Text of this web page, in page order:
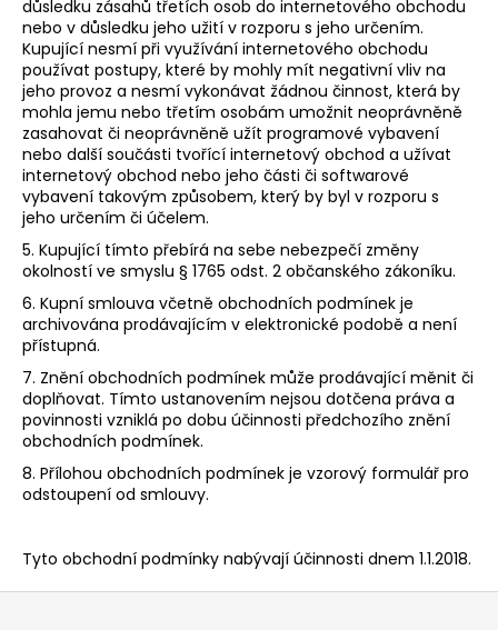
důsledku zásahů třetích osob do internetového obchodu
nebo v důsledku jeho užití v rozporu s jeho určením.
Kupující nesmí při využívání internetového obchodu
používat postupy, které by mohly mít negativní vliv na
jeho provoz a nesmí vykonávat žádnou činnost, která by
mohla jemu nebo třetím osobám umožnit neoprávněně
zasahovat či neoprávněně užít programové vybavení
nebo další součásti tvořící internetový obchod a užívat
internetový obchod nebo jeho části či softwarové
vybavení takovým způsobem, který by byl v rozporu s
jeho určením či účelem.
5. Kupující tímto přebírá na sebe nebezpečí změny
okolností ve smyslu § 1765 odst. 2 občanského zákoníku.
6. Kupní smlouva včetně obchodních podmínek je
archivována prodávajícím v elektronické podobě a není
přístupná.
7. Znění obchodních podmínek může prodávající měnit či
doplňovat. Tímto ustanovením nejsou dotčena práva a
povinnosti vzniklá po dobu účinnosti předchozího znění
obchodních podmínek.
8. Přílohou obchodních podmínek je vzorový formulář pro
odstoupení od smlouvy.
Tyto obchodní podmínky nabývají účinnosti dnem 1.1.2018.
Z